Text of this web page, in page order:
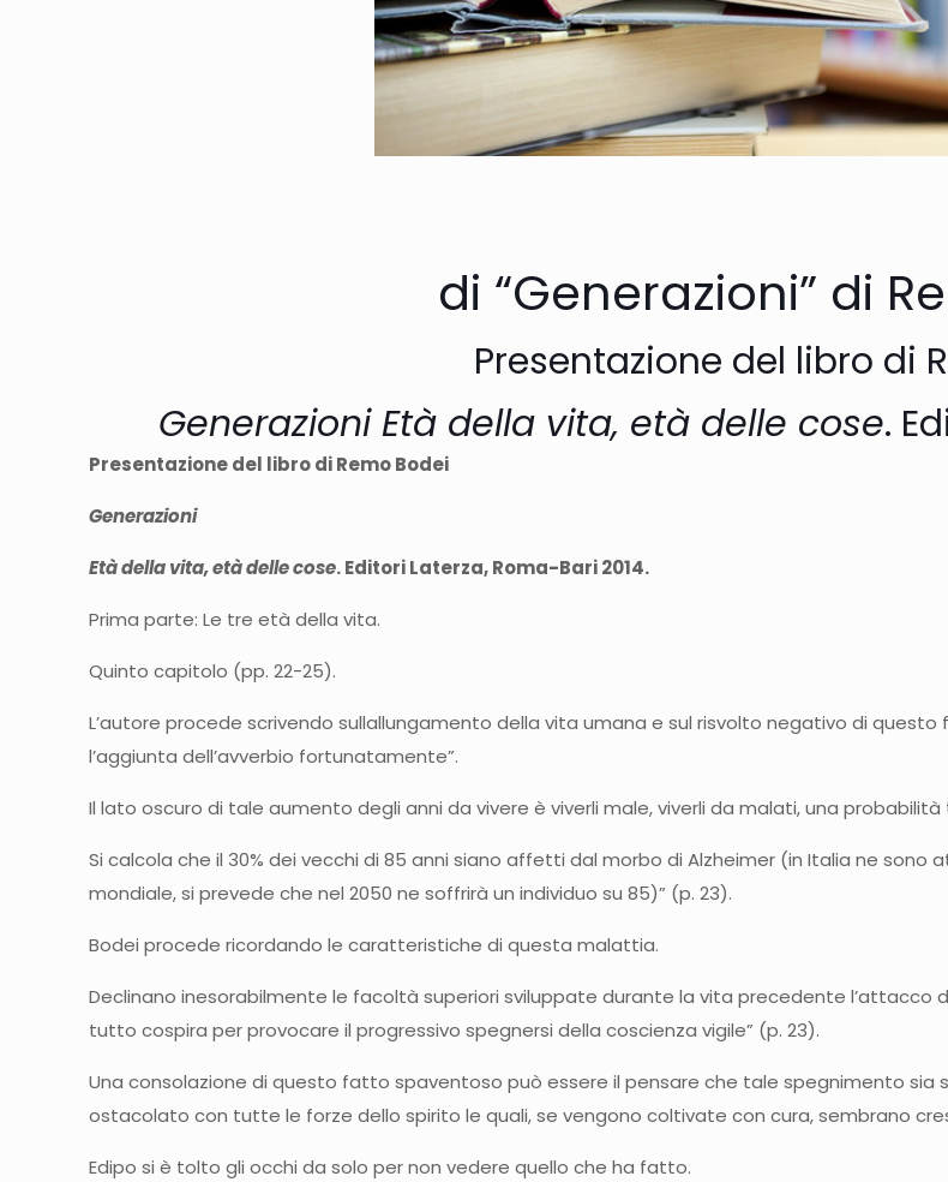
di “Generazioni” di
Presentazione del libro di
Generazioni Età della vita, età delle cose.
Presentazione del libro di Remo Bodei
Generazioni
Età della vita, età delle cose. Editori Laterza, Roma-Bari 2014.
Prima parte: Le tre età della vita.
Quinto capitolo (pp. 22-25).
L’autore procede scrivendo sullallungamento della vita umana e sul risvolto negativo di
l’aggiunta dell’avverbio fortunatamente”.
Il lato oscuro di tale aumento degli anni da vivere è viverli male, viverli da malati, una
Si calcola che il 30% dei vecchi di 85 anni siano affetti dal morbo di Alzheimer (in Italia ne
mondiale, si prevede che nel 2050 ne soffrirà un individuo su 85)” (p. 23).
Bodei procede ricordando le caratteristiche di questa malattia.
Declinano inesorabilmente le facoltà superiori sviluppate durante la vita precedente l’attacco
tutto cospira per provocare il progressivo spegnersi della coscienza vigile” (p. 23).
Una consolazione di questo fatto spaventoso può essere il pensare che tale spegnimento
ostacolato con tutte le forze dello spirito le quali, se vengono coltivate con cura, sembrano
Edipo si è tolto gli occhi da solo per non vedere quello che ha fatto.